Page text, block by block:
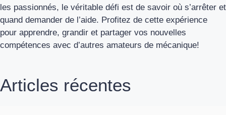
les passionnés, le véritable défi est de savoir où s’arrêter et
quand demander de l’aide. Profitez de cette expérience
pour apprendre, grandir et partager vos nouvelles
compétences avec d’autres amateurs de mécanique!
Articles récentes